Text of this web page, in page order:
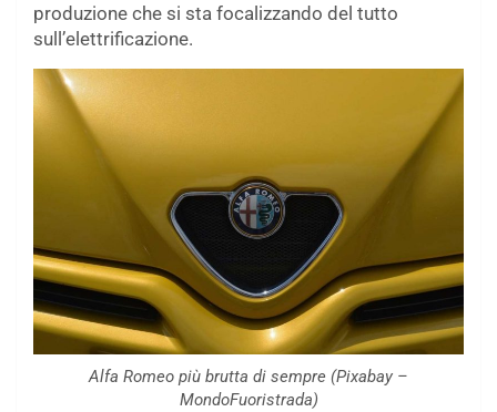
produzione che si sta focalizzando del tutto
sull’elettrificazione.
Alfa Romeo più brutta di sempre (Pixabay –
MondoFuoristrada)